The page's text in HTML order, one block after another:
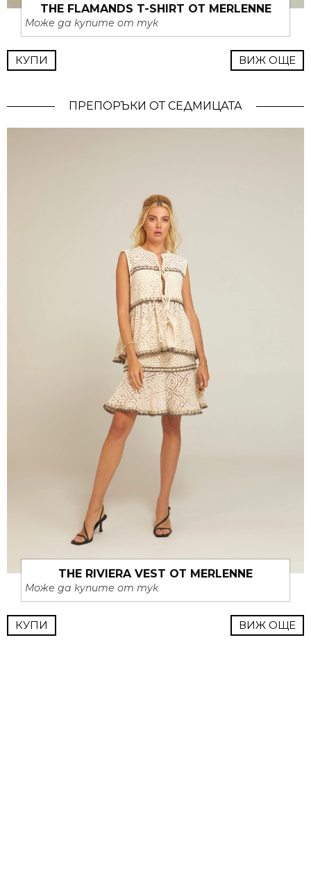
THE FLAMANDS T-SHIRT ОТ MERLENNE
Може да купите от тук
КУПИ ВИЖ ОЩЕ
ПРЕПОРЪКИ ОТ СЕДМИЦАТА
THE RIVIERA VEST ОТ MERLENNE
Може да купите от тук
КУПИ ВИЖ ОЩЕ